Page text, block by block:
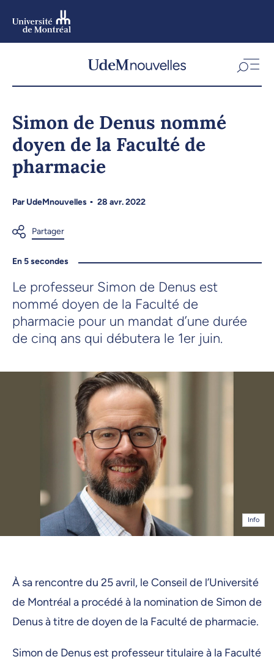
Simon de Denus nommé
doyen de la Faculté de
pharmacie
ParUdeMnouvelles 28 avr. 2022
En 5 secondes
Le professeur Simon de Denus est
nommé doyen de la Faculté de
pharmacie pour un mandat d’une durée
de cinq ans qui débutera le 1er juin.
Info
À sa rencontre du 25 avril, le Conseil de l’Université
de Montréal a procédé à la nomination de Simon de
Denus à titre de doyen de la Faculté de pharmacie.
Simon de Denus est professeur titulaire à la Faculté